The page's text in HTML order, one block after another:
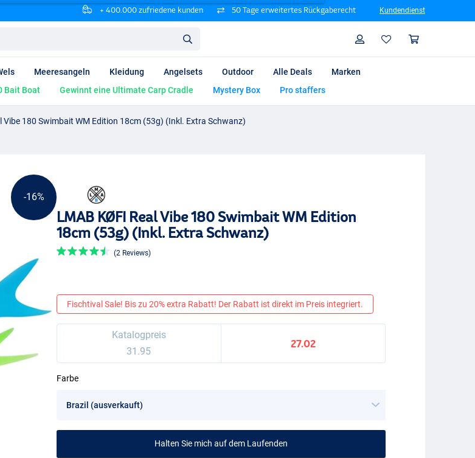
+ 400.000 zufriedene kunden 50 Tage erweitertes Rückgaberecht Kundendienst
Profil
Meeresangeln Kleidung Angelsets Outdoor Alle Deals
Marken
Bait Boat Gewinnt eine Ultimate Carp Cradle Mystery Box Pro staffers
Vibe 180 Swimbait WM Edition 18cm (53g) (Inkl. Extra Schwanz)
-16%
LMAB KØFI Real Vibe 180 Swimbait WM Edition
18cm (53g) (Inkl. Extra Schwanz)
(2 Reviews)
Fischtival Sale! Bis zu 20% extra Rabatt! Der Rabatt ist direkt im Preis integriert.
Katalogpreis
31.95
27.02
Farbe
Halten Sie mich auf dem Laufenden